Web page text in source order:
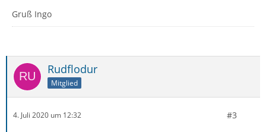
Gruß Ingo
Rudflodur
Mitglied
4. Juli 2020 um 12:32 #3